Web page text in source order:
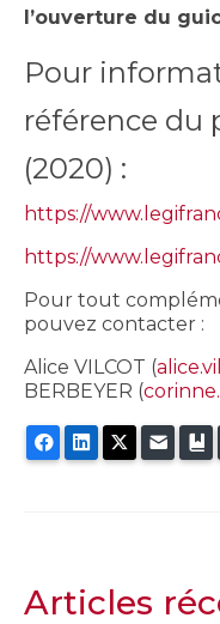
l’ouverture du
Pour
référence du
(2020) :
https://
https://
Pour tout
pouvez contacter :
Alice VILCOT (
BERBEYER (
FacebookLinkedInTwitter
E-mail
Articles